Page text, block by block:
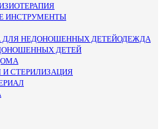
ИНСТРУМЕНТЫ
ДЛЯ НЕДОНОШЕННЫХ ДЕТЕЙОДЕЖДА
ДЕТЕЙ
И СТЕРИЛИЗАЦИЯ